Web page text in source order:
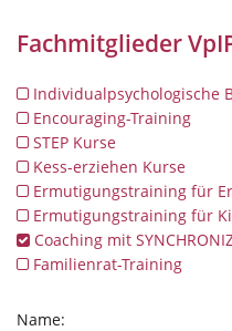
Fachmitglieder
Individualpsychologische
Encouraging-Training
STEP Kurse
Kess-erziehen Kurse
Ermutigungstraining für
Ermutigungstraining für
Coaching mit
Familienrat-Training
Name: